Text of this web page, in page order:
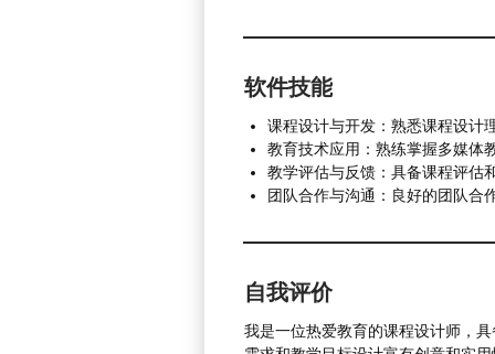
软件技能
课程设计与开发：熟悉课程设计
教育技术应用：熟练掌握多媒体
教学评估与反馈：具备课程评估
团 队合作与沟通：良好的团队合
自我评价
我是一位热爱教育的课程设计师，